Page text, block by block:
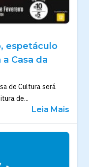
espetáculo
a Casa da
de Cultura será
de...
Leia Mais